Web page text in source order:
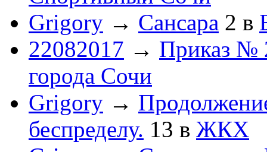
Grigory → Сансара 2 в
22082017 → Приказ №
города Сочи
Grigory →
беспределу. 13 в ЖКХ